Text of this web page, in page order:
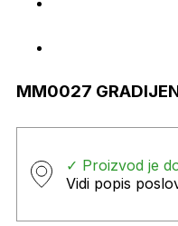
MM0027
✓ Proizvod je
Vidi popis